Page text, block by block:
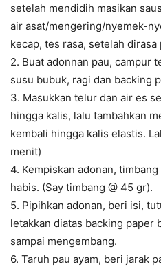
setelah mendidih masikan
air asat/mengering/nyemek-
kecap, tes rasa, setelah
2. Buat adonnan pau, campur
susu bubuk, ragi dan backing
3. Masukkan telur dan air es
hingga kalis, lalu tambahkan
kembali hingga kalis elastis.
menit)
4. Kempiskan adonan,
habis. (Say timbang @ 45 gr).
5. Pipihkan adonan, beri isi,
letakkan diatas backing paper
sampai mengembang.
6. Taruh pau ayam, beri jarak